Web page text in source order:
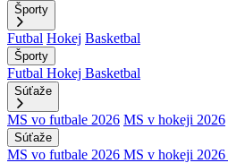
Športy
Futbal Hokej Basketbal
Športy
Futbal Hokej Basketbal
Súťaže
MS vo futbale 2026 MS v hokeji 2026
Súťaže
MS vo futbale 2026 MS v hokeji 2026